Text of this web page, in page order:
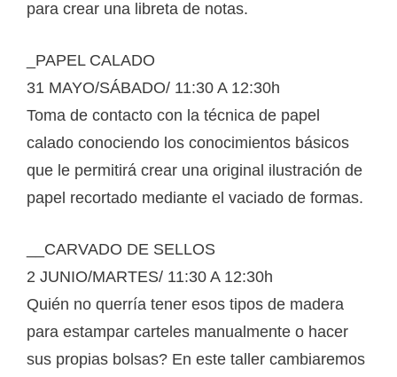
para crear una libreta de notas.
_PAPEL CALADO
31 MAYO/SÁBADO/ 11:30 A 12:30h
Toma de contacto con la técnica de papel
calado conociendo los conocimientos básicos
que le permitirá crear una original ilustración de
papel recortado mediante el vaciado de formas.
__CARVADO DE SELLOS
2 JUNIO/MARTES/ 11:30 A 12:30h
Quién no querría tener esos tipos de madera
para estampar carteles manualmente o hacer
sus propias bolsas? En este taller cambiaremos